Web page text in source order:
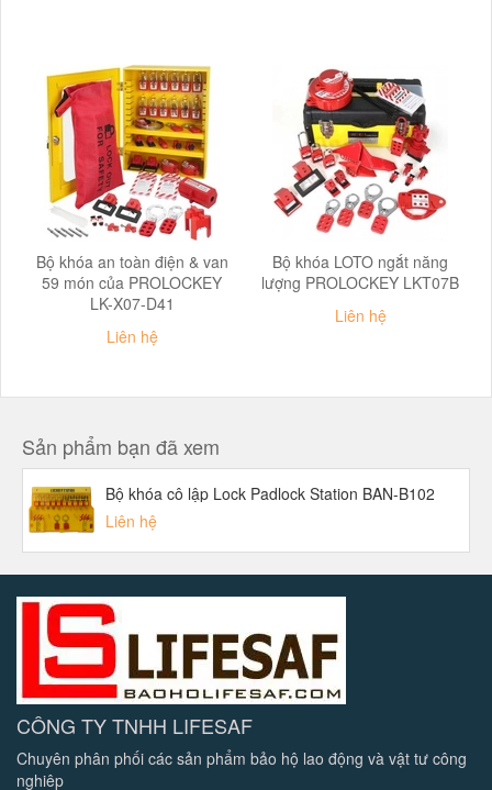
Bộ khóa an toàn điện & van
59 món của PROLOCKEY
LK-X07-D41
Liên hệ
Bộ khóa LOTO ngắt năng
lượng PROLOCKEY LKT07B
Liên hệ
Sản phẩm bạn đã xem
Bộ khóa cô lập Lock Padlock Station BAN-B102
Liên hệ
CÔNG TY TNHH LIFESAF
Chuyên phân phối các sản phẩm bảo hộ lao động và vật tư công
nghiêp